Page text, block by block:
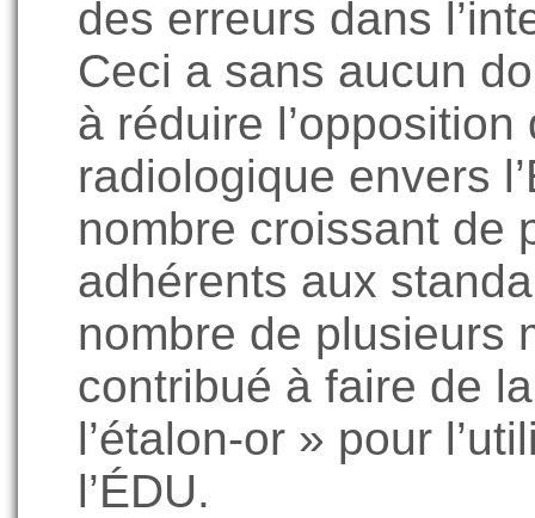
des erreurs dans
Ceci a sans aucun
à réduire
radiologique envers
nombre croissant de
adhérents aux
nombre de plusieurs
contribué à faire de
l’étalon-or » pour
l’ÉDU.